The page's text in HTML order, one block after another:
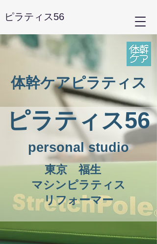
ピラティス56
体幹ケアピラティス
ピラティス56
personal studio
東京 福生
マシンピラティス
リフォーマー